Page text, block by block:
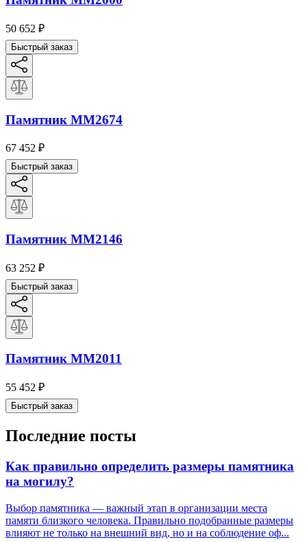
50 652 ₽
Быстрый заказ
Памятник ММ2674
67 452 ₽
Быстрый заказ
Памятник ММ2146
63 252 ₽
Быстрый заказ
Памятник ММ2011
55 452 ₽
Быстрый заказ
Последние посты
Как правильно определить размеры памятника
на могилу?
Выбор памятника — важный этап в организации места
памяти близкого человека. Правильно подобранные размеры
влияют не только на внешний вид, но и на соблюдение оф...